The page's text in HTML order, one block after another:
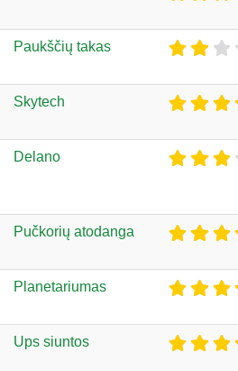
Paukščių takas
Skytech
Delano
Pučkorių atodanga
Planetariumas
Ups siuntos